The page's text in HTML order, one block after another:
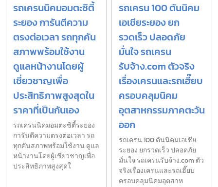
รถเครนนิคมอมตะซิตี้
ระยอง การันตีความ
ตรงต่อเวลา รถทุกคัน
สภาพพร้อมใช้งาน
ดูแลหน้างานโดยผู้
เชี่ยวชาญเพื่อ
ประสิทธิภาพสูงสุดใน
ราคาที่เป็นกันเอง
รถเครนนิคมอมตะซิตี้ระยอง
การันตีความตรงต่อเวลา รถ
ทุกคันสภาพพร้อมใช้งาน ดูแล
หน้างานโดยผู้เชี่ยวชาญเพื่อ
ประสิทธิภาพสูงสุดใ
รถเครน 100 ตันนิคม
เอเชียระยอง ยก
รวดเร็ว ปลอดภัย
มั่นใจ รถเครน
รับจ้าง.com ตัวจริง
เรื่องเครนและรถเฮี๊ยบ
ครอบคลุมนิคม
อุตสาหกรรมภาคตะวัน
ออก
รถเครน 100 ตันนิคมเอเชีย
ระยอง ยกรวดเร็ว ปลอดภัย
มั่นใจ รถเครนรับจ้าง.com ตัว
จริงเรื่องเครนและรถเฮี๊ยบ
ครอบคลุมนิคมอุตสาห